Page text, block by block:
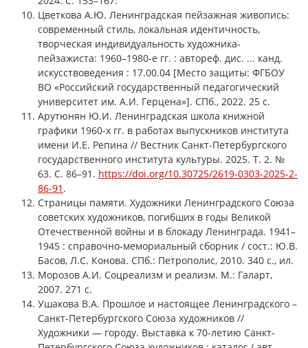
Цветкова А.Ю. Ленинградская пейзажная живопись:
современный стиль, локальная идентичность,
творческая индивидуальность художника-
пейзажиста: 1960–1980-е гг. : автореф. дис. ... канд.
искусствоведения : 17.00.04 [Место защиты: ФГБОУ
ВО «Российский государственный педагогический
университет им. А.И. Герцена»]. СПб., 2022. 25 с.
Арутюнян Ю.И. Ленинградская школа книжной
графики 1960-х гг. в работах выпускников института
имени И.Е. Репина // Вестник Санкт-Петербургского
государственного института культуры. 2025. Т. 2. №
63. С. 86–91. https://doi.org/10.30725/2619-0303-2025-2-
86-91 .
Страницы памяти. Художники Ленинградского Союза
советских художников, погибших в годы Великой
Отечественной войны и в блокаду Ленинграда. 1941–
1945 : справочно-мемориальный сборник / сост.: Ю.В.
Басов, Л.С. Конова. СПб.: Петрополис, 2010. 340 с., ил.
Морозов А.И. Соцреализм и реализм. М.: Галарт,
2007. 271 с.
Ушакова В.А. Прошлое и настоящее Ленинградского –
Санкт-Петербургского Союза художников //
Художники — городу. Выставка к 70-летию Санкт-